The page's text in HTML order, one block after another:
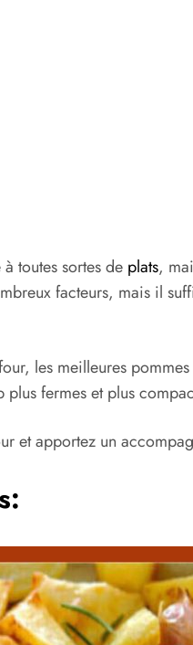
toutes sortes de plats,
facteurs, mais il
les meilleures
plus fermes et plus
et apportez un